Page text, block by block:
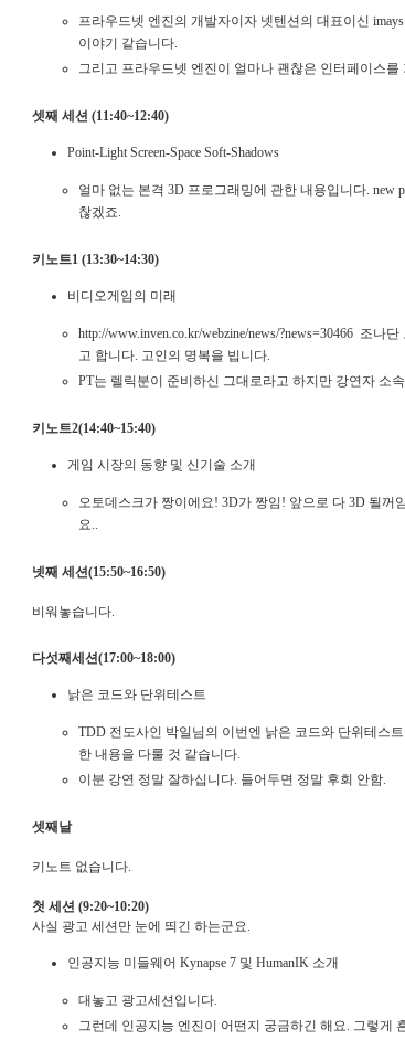
프라우드넷 엔진의 개발자이자 넷텐션의 대표이신
이야기 같습니다.
그리고 프라우드넷 엔진이 얼마나 괜찮은 인터페이스를
셋째 세션 (11:40~12:40)
Point-Light Screen-Space Soft-Shadows
얼마 없는 본격 3D 프로그래밍에 관한 내용입니다. new
찮겠죠.
키노트1 (13:30~14:30)
비디오게임의 미래
http://www.inven.co.kr/webzine/news/?news=30466 조
고 합니다. 고인의 명복을 빕니다.
PT는 렐릭분이 준비하신 그대로라고 하지만 강연자 소
키노트2(14:40~15:40)
게임 시장의 동향 및 신기술 소개
오토데스크가 짱이에요! 3D가 짱임! 앞으로 다 3D 될꺼
요..
넷째 세션(15:50~16:50)
비워놓습니다.
다섯째세션(17:00~18:00)
낡은 코드와 단위테스트
TDD 전도사인 박일님의 이번엔 낡은 코드와 단위테스
한 내용을 다룰 것 같습니다.
이분 강연 정말 잘하십니다. 들어두면 정말 후회 안함.
셋째날
키노트 없습니다.
첫 세션 (9:20~10:20)
사실 광고 세션만 눈에 띄긴 하는군요.
인공지능 미들웨어 Kynapse 7 및 HumanIK 소개
대놓고 광고세션입니다.
그런데 인공지능 엔진이 어떤지 궁금하긴 해요. 그렇게